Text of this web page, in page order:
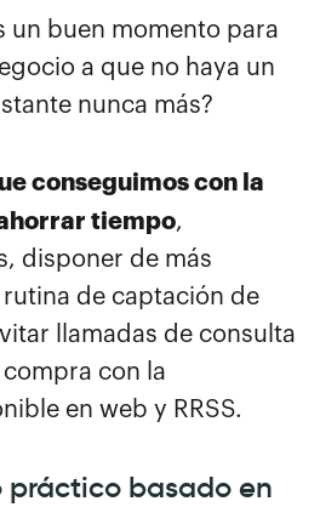
un buen momento para
a que no haya un
nunca más?
conseguimos con la
tiempo,
disponer de más
de captación de
llamadas de consulta
con la
en web y RRSS.
práctico basado en